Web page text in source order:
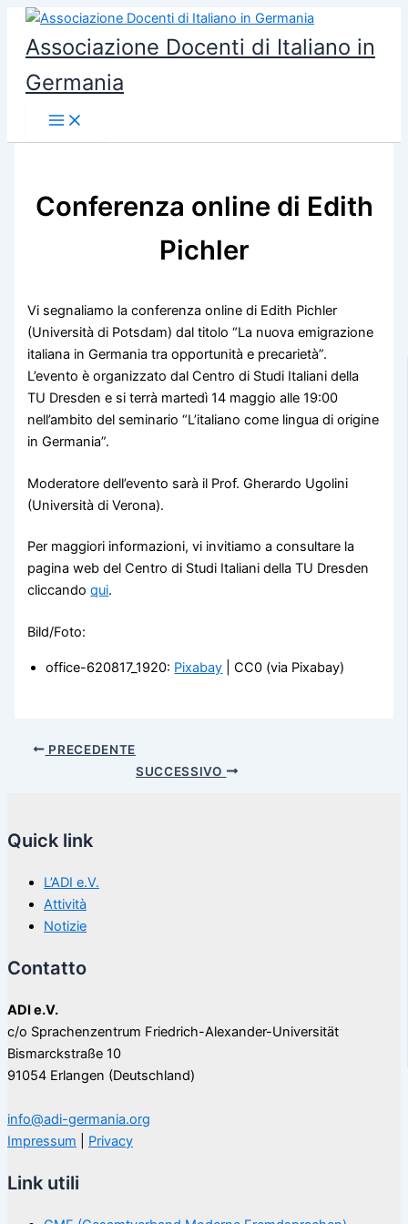
contenuto
Associazione Docenti di Italiano in
Germania
Conferenza online di Edith
Pichler
Vi segnaliamo la conferenza online di Edith Pichler
(Università di Potsdam) dal titolo “La nuova emigrazione
italiana in Germania tra opportunità e precarietà”.
L’evento è organizzato dal Centro di Studi Italiani della
TU Dresden e si terrà martedì 14 maggio alle 19:00
nell’ambito del seminario “L’italiano come lingua di origine
in Germania”.
Moderatore dell’evento sarà il Prof. Gherardo Ugolini
(Università di Verona).
Per maggiori informazioni, vi invitiamo a consultare la
pagina web del Centro di Studi Italiani della TU Dresden
cliccandoqui.
Bild/Foto:
office-620817_1920: Pixabay | CC0 (via Pixabay)
PRECEDENTE
SUCCESSIVO
Quick link
L’ADI e.V.
Attività
Notizie
Contatto
ADI e.V.
c/o Sprachenzentrum Friedrich-Alexander-Universität
Bismarckstraße 10
91054 Erlangen (Deutschland)
info@adi-germania.org
Impressum
Privacy
Link utili